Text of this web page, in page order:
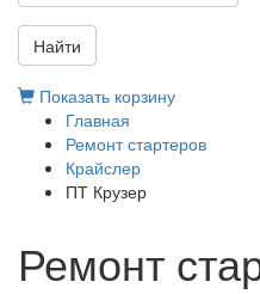
Найти
Показать корзину
Главная
Ремонт стартеров
Крайслер
ПТ Крузер
Ремонт